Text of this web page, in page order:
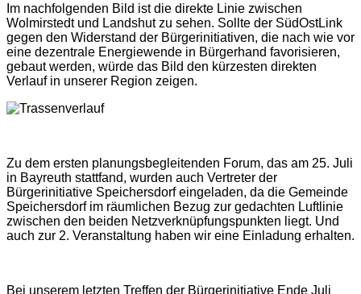
Im nachfolgenden Bild ist die direkte Linie zwischen
Wolmirstedt und Landshut zu sehen. Sollte der SüdOstLink
gegen den Widerstand der Bürgerinitiativen, die nach wie vor
eine dezentrale Energiewende in Bürgerhand favorisieren,
gebaut werden, würde das Bild den kürzesten direkten
Verlauf in unserer Region zeigen.
Zu dem ersten planungsbegleitenden Forum, das am 25. Juli
in Bayreuth stattfand, wurden auch Vertreter der
Bürgerinitiative Speichersdorf eingeladen, da die Gemeinde
Speichersdorf im räumlichen Bezug zur gedachten Luftlinie
zwischen den beiden Netzverknüpfungspunkten liegt. Und
auch zur 2. Veranstaltung haben wir eine Einladung erhalten.
Bei unserem letzten Treffen der Bürgerinitiative Ende Juli